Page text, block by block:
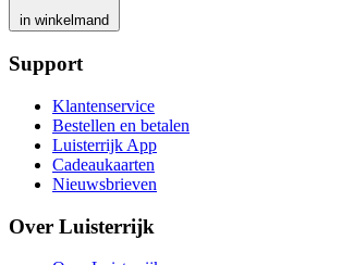
in winkelmand
Support
Klantenservice
Bestellen en betalen
Luisterrijk App
Cadeaukaarten
Nieuwsbrieven
Over Luisterrijk